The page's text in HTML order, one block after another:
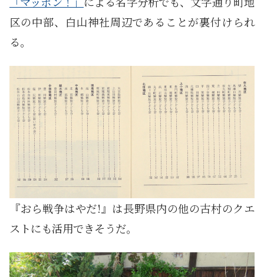
区の中部、白山神社周辺であることが裏付けられ
る。
『おら戦争はやだ!』は長野県内の他の古村のクエ
ストにも活用できそうだ。